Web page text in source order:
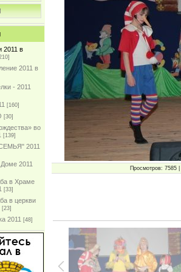
2011 в
2011 в
- 2011
[160]
[30]
во
[139]
2011
2011
в Храме
[33]
в церкви
[23]
2011 [48]
Просмотров: 7585